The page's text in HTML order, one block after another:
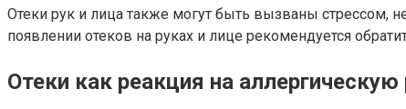
Отеки рук и лица также могут быть вызваны стрессом,
появлении отеков на руках и лице рекомендуется
Отеки как реакция на